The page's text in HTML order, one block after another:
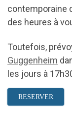
contemporaine
des heures à
Toutefois,
Guggenheim
les jours à
RESERVER